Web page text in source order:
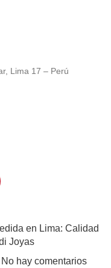
Lima 17 – Perú
en Lima: Calidad
Joyas
No hay comentarios